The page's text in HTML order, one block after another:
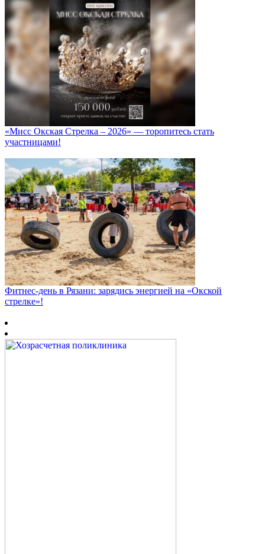
«Мисс Окская Стрелка – 2026» — торопитесь стать
участницами!
Фитнес‑день в Рязани: зарядись энергией на «Окской
стрелке»!